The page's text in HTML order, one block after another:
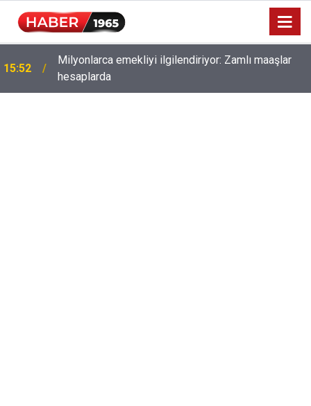
15:52
Milyonlarca emekliyi ilgilendiriyor: Zamlı maaşlar
hesaplarda